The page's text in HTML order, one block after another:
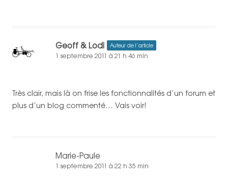
Geoff & Lodi Auteur de l’article
1 septembre 2011 à 21 h 46 min
Très clair, mais là on frise les fonctionnalités d’un forum et
plus d’un blog commenté… Vais voir!
Marie-Paule
1 septembre 2011 à 22 h 35 min